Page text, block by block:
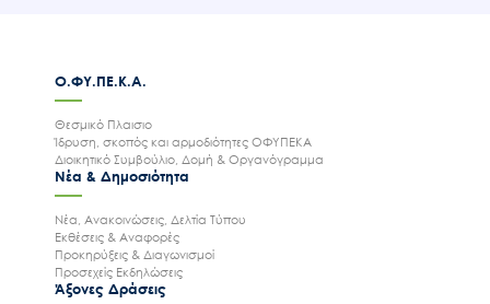
Ο.ΦΥ.ΠΕ.Κ.Α.
Θεσμικό Πλαισιο
Ίδρυση, σκοπός και αρμοδιότητες ΟΦΥΠΕΚΑ
Διοικητικό Συμβούλιο, Δομή & Οργανόγραμμα
Νέα & Δημοσιότητα
Νέα, Ανακοινώσεις, Δελτία Τύπου
Εκθέσεις & Αναφορές
Προκηρύξεις & Διαγωνισμοί
Προσεχείς Εκδηλώσεις
Άξονες Δράσεις